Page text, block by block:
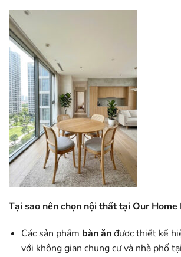
Tại sao nên chọn nội thất tại Our Home
Các sản phẩm bàn ănđược thiết kế
với không gian chung cư và nhà phố